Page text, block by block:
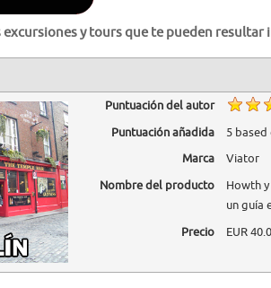
y tours que te pueden resultar
Puntuación del autor
Puntuación añadida
5based
Marca
Viator
Nombre del producto
Howth
un guía
Precio
EUR